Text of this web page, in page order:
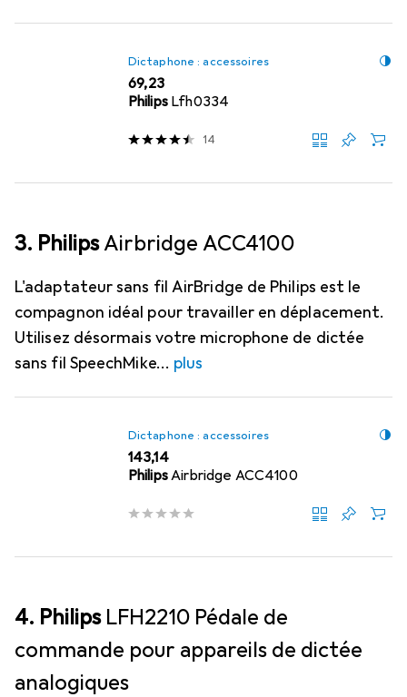
Dictaphone : accessoires
EUR
69,23
Philips Lfh0334
14
3. PhilipsAirbridge ACC4100
L'adaptateur sans fil AirBridge de Philips est le
compagnon idéal pour travailler en déplacement.
Utilisez désormais votre microphone de dictée
sans fil SpeechMike
plus
Dictaphone : accessoires
EUR
143,14
PhilipsAirbridge ACC4100
4. PhilipsLFH2210 Pédale de
commande pour appareils de dictée
analogiques